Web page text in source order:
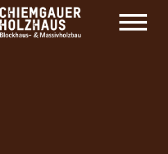
CHIEMGAUER